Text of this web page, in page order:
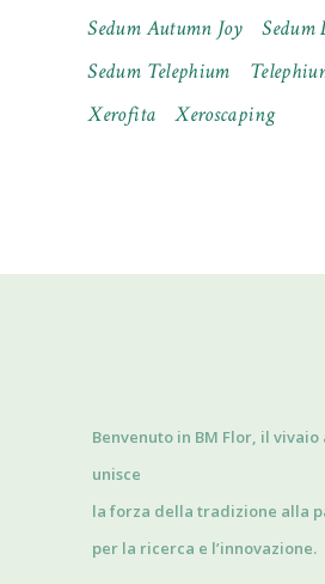
Sedum Autumn Joy
Sedum Telephium
Xerofita
Xeroscaping
Benvenuto in BM Flor, il
unisce
la forza della tradizione alla
per la ricerca e l’innovazione.